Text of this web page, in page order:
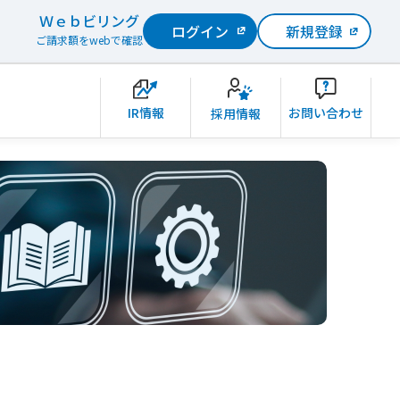
Ｗｅｂビリング
ご請求額をwebで確認 ログイン 新規登録
IR情報 採用情報 お問い合わせ